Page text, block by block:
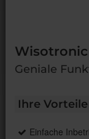
Wisotronic
Geniale
Ihre Vorteile
Einfache